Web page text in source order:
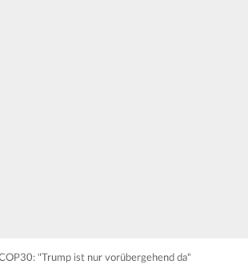
"Trump ist nur vorübergehend da"